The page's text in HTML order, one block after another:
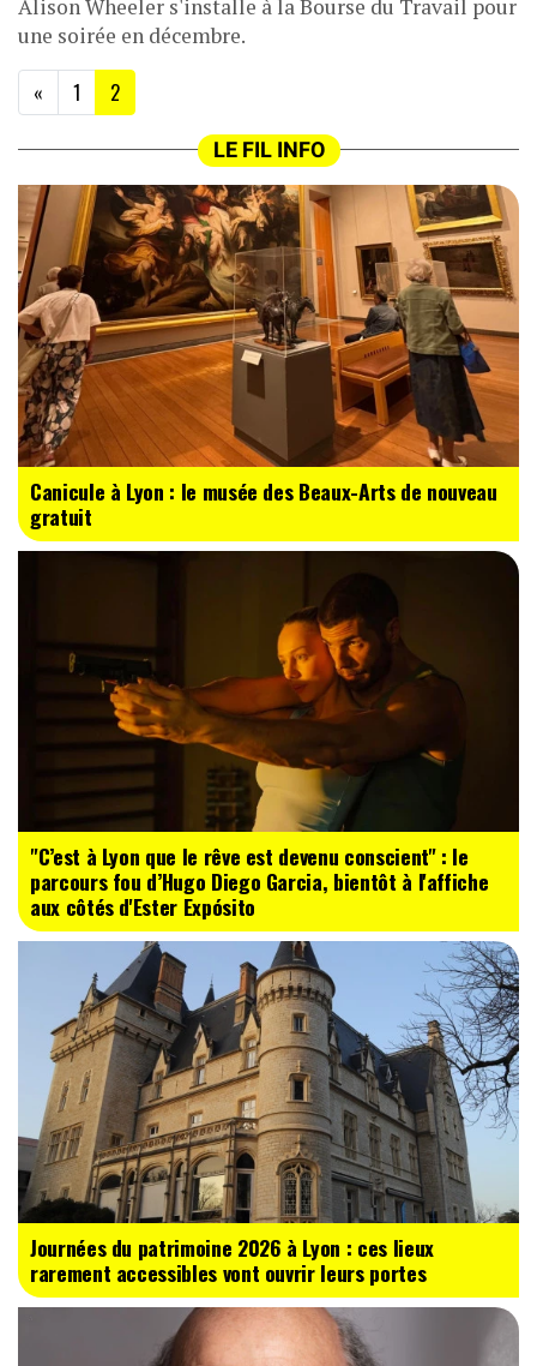
Alison Wheeler s'installe à la Bourse du Travail pour
une soirée en décembre.
« 1 2(current)
LE FIL INFO
Canicule à Lyon : le musée des Beaux-Arts de nouveau
gratuit
"C’est à Lyon que le rêve est devenu conscient" : le
parcours fou d’Hugo Diego Garcia, bientôt à l'affiche
aux côtés d'Ester Expósito
Journées du patrimoine 2026 à Lyon : ces lieux
rarement accessibles vont ouvrir leurs portes